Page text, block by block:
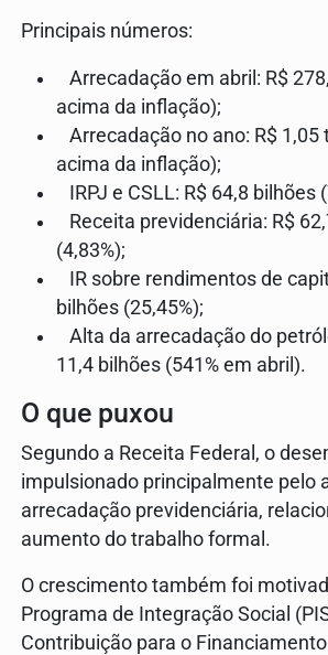
Principais números:
Arrecadação em abril: R$
acima da inflação);
Arrecadação no ano: R$ 1,05
acima da inflação);
IRPJ e CSLL: R$ 64,8 bilhões
Receita previdenciária: R$
(4,83%);
IR sobre rendimentos de
bilhões (25,45%);
Alta da arrecadação do
11,4 bilhões (541% em abril).
O que puxou
Segundo a Receita Federal, o
impulsionado principalmente pelo
arrecadação previdenciária,
aumento do trabalho formal.
O crescimento também foi
Programa de Integração Social
Contribuição para o